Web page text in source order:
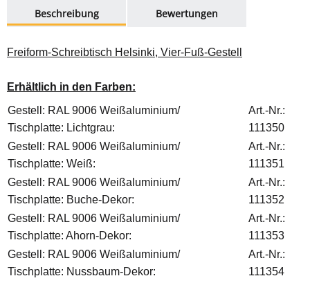
Beschreibung
Bewertungen
Freiform-Schreibtisch Helsinki, Vier-Fuß-Gestell
Erhältlich in den Farben:
Gestell: RAL 9006 Weißaluminium/
Tischplatte: Lichtgrau:
Art.-Nr.:
111350
Gestell: RAL 9006 Weißaluminium/
Tischplatte: Weiß:
Art.-Nr.:
111351
Gestell: RAL 9006 Weißaluminium/
Tischplatte: Buche-Dekor:
Art.-Nr.:
111352
Gestell: RAL 9006 Weißaluminium/
Tischplatte: Ahorn-Dekor:
Art.-Nr.:
111353
Gestell: RAL 9006 Weißaluminium/
Tischplatte: Nussbaum-Dekor:
Art.-Nr.:
111354